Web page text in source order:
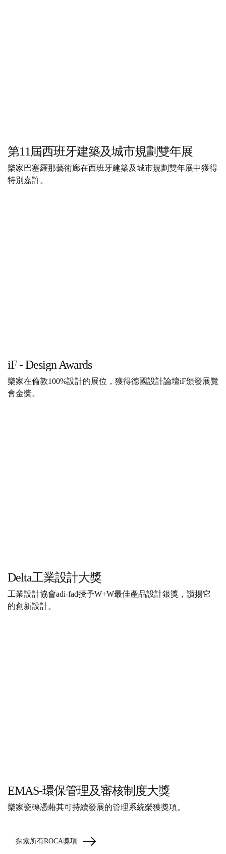
第11屆西班牙建築及城市規劃雙年展
樂家巴塞羅那藝術廊在西班牙建築及城市規劃雙年展中獲得
特別嘉許。
iF - Design Awards
樂家在倫敦100%設計的展位，獲得德國設計論壇iF頒發展覽
會金獎。
Delta工業設計大獎
工業設計協會adi-fad授予W+W最佳產品設計銀獎，讚揚它
的創新設計。
EMAS-環保管理及審核制度大獎
樂家瓷磚憑藉其可持續發展的管理系統榮獲獎項。
探索所有ROCA獎項